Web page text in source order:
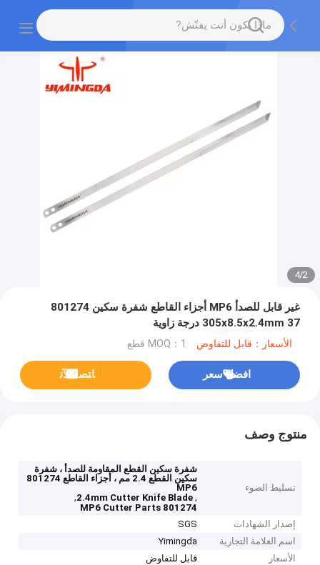
2
/
4
غير قابل للصدأ MP6 أجزاء القاطع شفرة سكين 801274
305x8.5x2.4mm 37 درجة زاوية
الأسعار：قابل للتفاوض MOQ：1 قطع
افضل سعر ﺎﺘﺼﻟ ﺍﻶﻧ
منتوج وصف
تسليط الضوء
شفرة سكين القطع المقاومة للصدأ ، شفرة
سكين القطع 2.4 مم ، أجزاء القاطع 801274
MP6
,
2.4mm Cutter Knife Blade
,
801274 MP6 Cutter Parts
إصدار الشهادات
SGS
اسم العلامة التجارية
Yimingda
الأسعار
قابل للتفاوض